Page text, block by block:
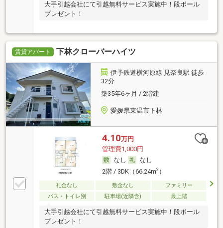
大手引越会社にて引越無料サービス実施中！段ボール
プレゼント！
賃貸アパート 下林クローバーハイツ
伊予鉄道横河原線 見奈良駅 徒歩
32分
築35年6ヶ月 / 2階建
愛媛県東温市下林
4.10万円
管理費1,000円
なし
なし
2階 / 3DK（66.24m2）
礼金なし 敷金なし
ファミリー
バス・トイレ別
駐車場(近隣含) 最上階
大手引越会社にて引越無料サービス実施中！段ボール
プレゼント！